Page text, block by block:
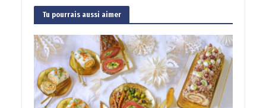
Tu pourrais aussi aimer